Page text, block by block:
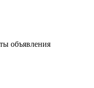
объявления